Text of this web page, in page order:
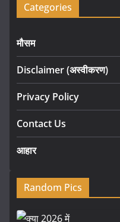
Categories
मौसम
Disclaimer (अस्वीकरण)
Privacy Policy
Contact Us
आहार
Random Pics